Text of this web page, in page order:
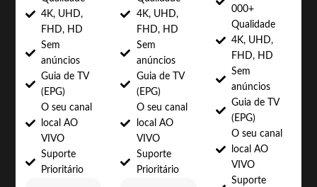
4K, UHD,
FHD, HD
Sem
anúncios
Guia de TV
(EPG)
O seu canal
local AO
VIVO
Suporte
Prioritário
4K, UHD,
FHD, HD
Sem
anúncios
Guia de TV
(EPG)
O seu canal
local AO
VIVO
Suporte
Prioritário
000+
Qualidade
4K, UHD,
FHD, HD
Sem
anúncios
Guia de TV
(EPG)
O seu canal
local AO
VIVO
Suporte